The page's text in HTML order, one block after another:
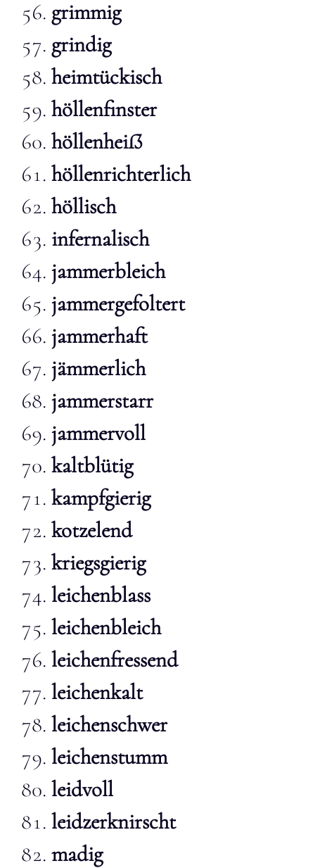
grimmig
grindig
heimtückisch
höllenfinster
höllenheiẞ
höllenrichterlich
höllisch
infernalisch
jammerbleich
jammergefoltert
jammerhaft
jämmerlich
jammerstarr
jammervoll
kaltblütig
kampfgierig
kotzelend
kriegsgierig
leichenblass
leichenbleich
leichenfressend
leichenkalt
leichenschwer
leichenstumm
leidvoll
leidzerknirscht
madig